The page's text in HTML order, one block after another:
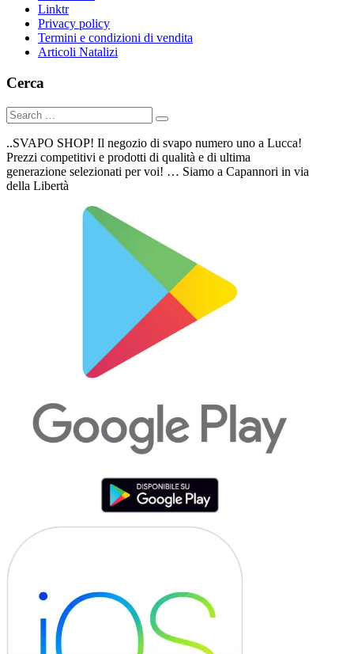
Linktr
Privacy policy
Termini e condizioni di vendita
Articoli Natalizi
Cerca
..SVAPO SHOP! Il negozio di svapo numero uno a Lucca!
Prezzi competitivi e prodotti di qualità e di ultima
generazione selezionati per voi! … Siamo a Capannori in via
della Libertà